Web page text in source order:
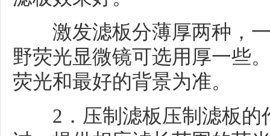
激发滤板分薄厚两种，一
野荧光显微镜可选用厚一些
荧光和最好的背景为准。
2．压制滤板压制滤板的